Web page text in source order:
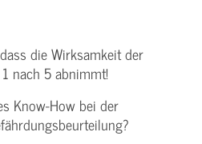
die Wirksamkeit der
nach 5 abnimmt!
Know-How bei der